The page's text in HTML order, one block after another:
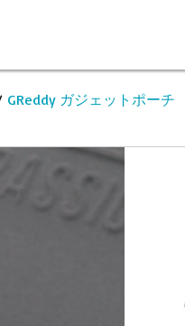
GReddy ガジェットポーチ